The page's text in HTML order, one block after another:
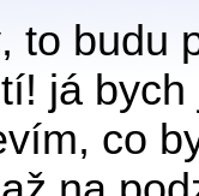
to budu
já
co